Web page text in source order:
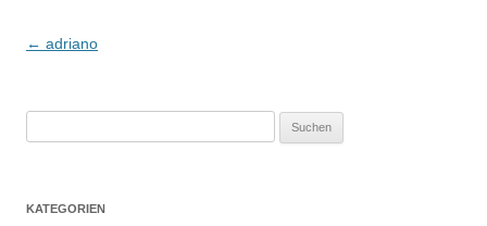
Beitragsnavigation
← adriano
KATEGORIEN